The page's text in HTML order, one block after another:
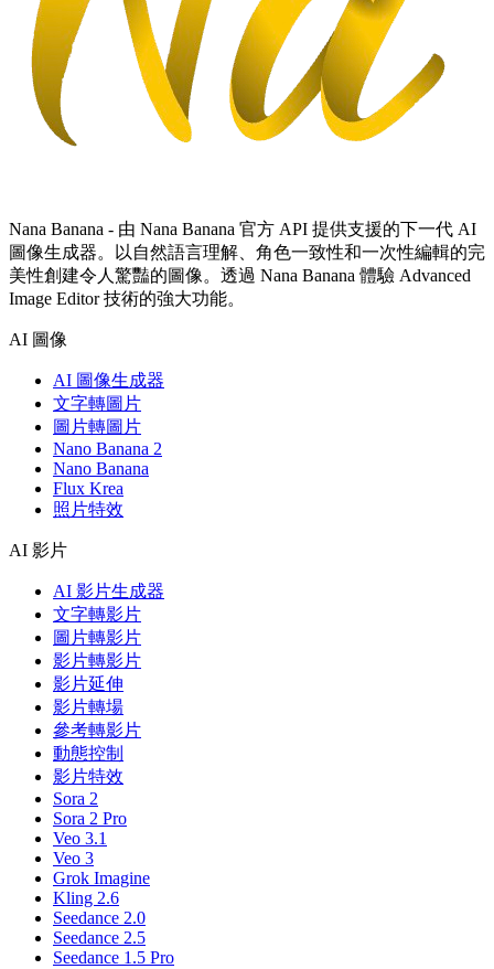
Nana Banana - 由 Nana Banana 官方 API 提供支援的下一代 AI
圖像生成器。以自然語言理解、角色一致性和一次性編輯的完
美性創建令人驚豔的圖像。透過 Nana Banana 體驗 Advanced
Image Editor 技術的強大功能。
AI 圖像
AI 圖像生成器
文字轉圖片
圖片轉圖片
Nano Banana 2
Nano Banana
Flux Krea
照片特效
AI 影片
AI 影片生成器
文字轉影片
圖片轉影片
影片轉影片
影片延伸
影片轉場
參考轉影片
動態控制
影片特效
Sora 2
Sora 2 Pro
Veo 3.1
Veo 3
Grok Imagine
Kling 2.6
Seedance 2.0
Seedance 2.5
Seedance 1.5 Pro